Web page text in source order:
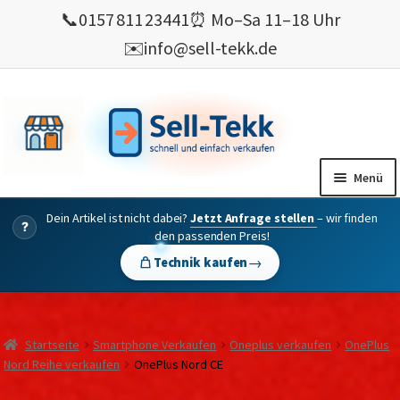
📞0157 811 23441⏰ Mo–Sa 11–18 Uhr
✉️info@sell-tekk.de
springen
springen
Menü
Mein Konto
verkaufen
💰 Bonusprogramm
?
Dein Artikel ist nicht dabei?Jetzt Anfrage stellen – wir finden
den passenden Preis!
Technik kaufen→
Startseite Smartphone Verkaufen Oneplus verkaufen
OnePlus
Nord Reihe verkaufen
OnePlus Nord CE